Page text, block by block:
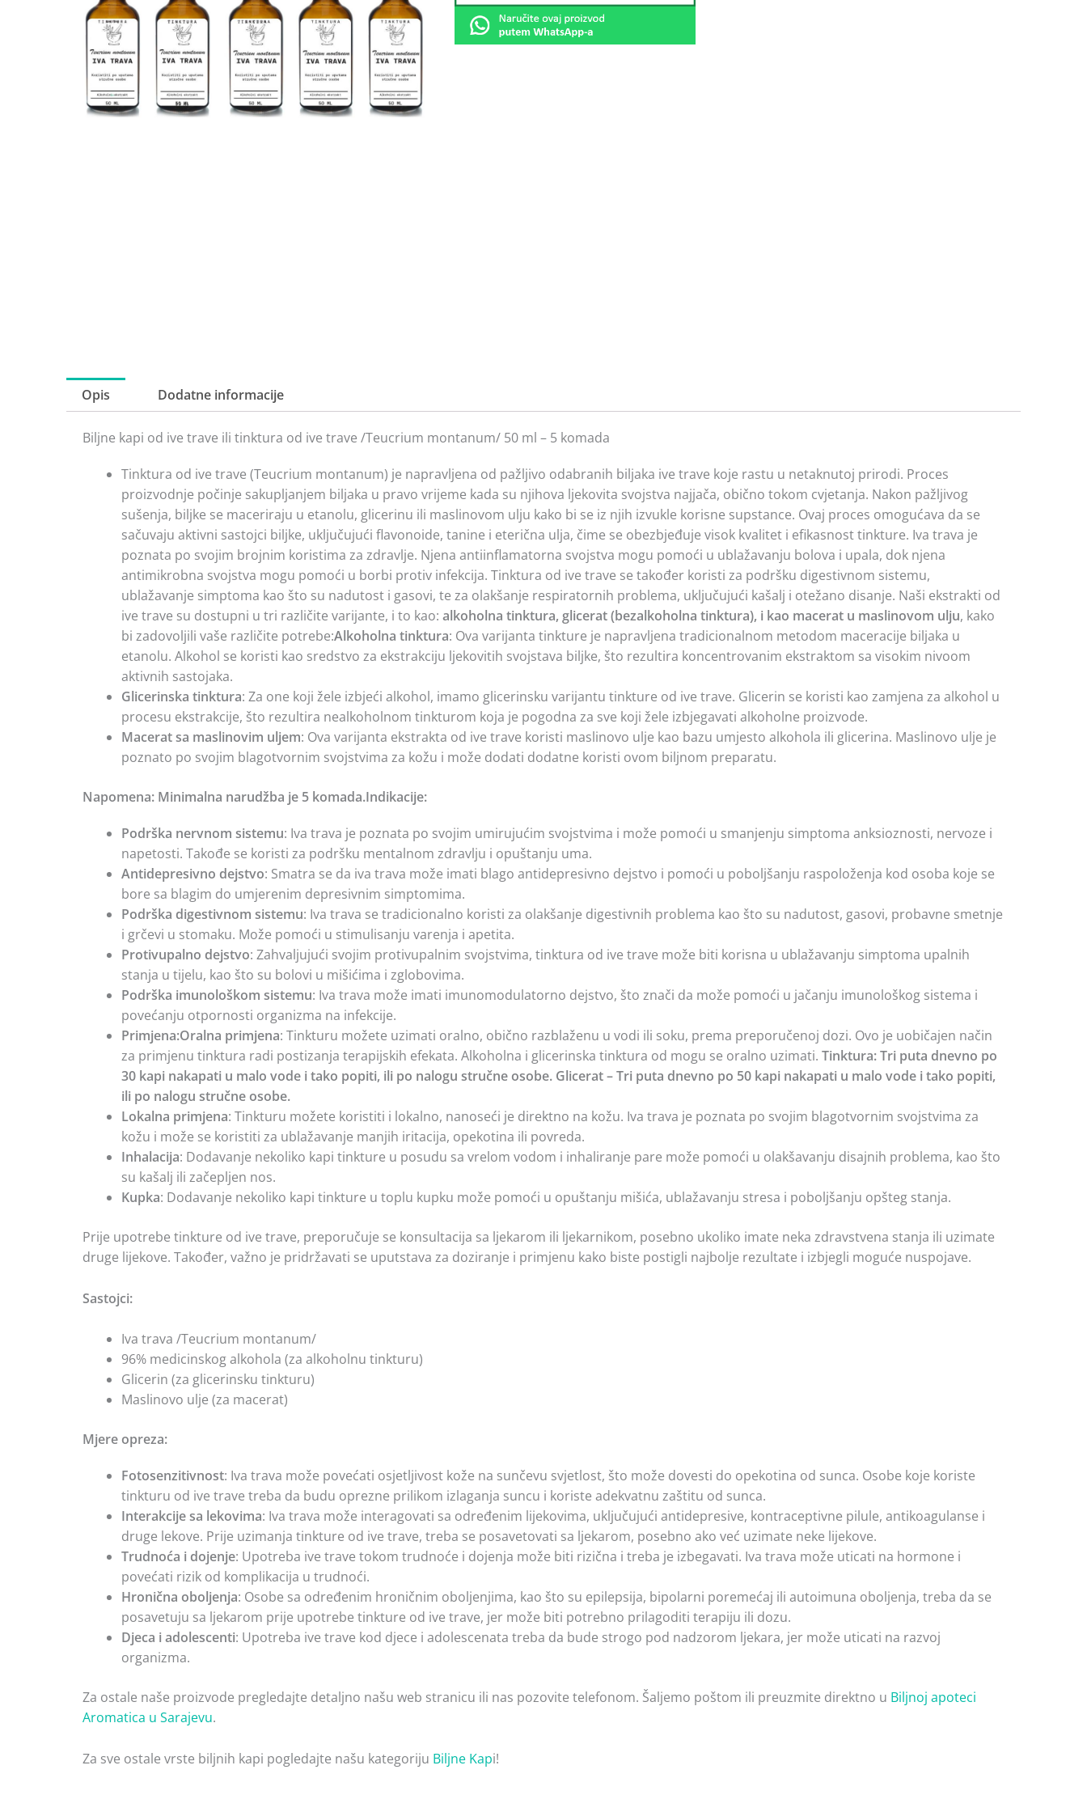
Opis Dodatne informacije
Biljne kapi od ive trave ili tinktura od ive trave /Teucrium montanum/ 50 ml – 5 komada
Tinktura od ive trave (Teucrium montanum) je napravljena od pažljivo odabranih biljaka ive trave koje rastu u netaknutoj prirodi. Proces
proizvodnje počinje sakupljanjem biljaka u pravo vrijeme kada su njihova ljekovita svojstva najjača, obično tokom cvjetanja. Nakon pažljivog
sušenja, biljke se maceriraju u etanolu, glicerinu ili maslinovom ulju kako bi se iz njih izvukle korisne supstance. Ovaj proces omogućava da se
sačuvaju aktivni sastojci biljke, uključujući flavonoide, tanine i eterična ulja, čime se obezbjeđuje visok kvalitet i efikasnost tinkture. Iva trava je
poznata po svojim brojnim koristima za zdravlje. Njena antiinflamatorna svojstva mogu pomoći u ublažavanju bolova i upala, dok njena
antimikrobna svojstva mogu pomoći u borbi protiv infekcija. Tinktura od ive trave se također koristi za podršku digestivnom sistemu,
ublažavanje simptoma kao što su nadutost i gasovi, te za olakšanje respiratornih problema, uključujući kašalj i otežano disanje. Naši ekstrakti od
ive trave su dostupni u tri različite varijante, i to kao: alkoholna tinktura, glicerat (bezalkoholna tinktura), i kao macerat u maslinovom ulju, kako
bi zadovoljili vaše različite potrebe:Alkoholna tinktura: Ova varijanta tinkture je napravljena tradicionalnom metodom maceracije biljaka u
etanolu. Alkohol se koristi kao sredstvo za ekstrakciju ljekovitih svojstava biljke, što rezultira koncentrovanim ekstraktom sa visokim nivoom
aktivnih sastojaka.
Glicerinska tinktura: Za one koji žele izbjeći alkohol, imamo glicerinsku varijantu tinkture od ive trave. Glicerin se koristi kao zamjena za alkohol u
procesu ekstrakcije, što rezultira nealkoholnom tinkturom koja je pogodna za sve koji žele izbjegavati alkoholne proizvode.
Macerat sa maslinovim uljem: Ova varijanta ekstrakta od ive trave koristi maslinovo ulje kao bazu umjesto alkohola ili glicerina. Maslinovo ulje je
poznato po svojim blagotvornim svojstvima za kožu i može dodati dodatne koristi ovom biljnom preparatu.
Napomena: Minimalna narudžba je 5 komada.Indikacije:
Podrška nervnom sistemu: Iva trava je poznata po svojim umirujućim svojstvima i može pomoći u smanjenju simptoma anksioznosti, nervoze i
napetosti. Takođe se koristi za podršku mentalnom zdravlju i opuštanju uma.
Antidepresivno dejstvo: Smatra se da iva trava može imati blago antidepresivno dejstvo i pomoći u poboljšanju raspoloženja kod osoba koje se
bore sa blagim do umjerenim depresivnim simptomima.
Podrška digestivnom sistemu: Iva trava se tradicionalno koristi za olakšanje digestivnih problema kao što su nadutost, gasovi, probavne smetnje
i grčevi u stomaku. Može pomoći u stimulisanju varenja i apetita.
Protivupalno dejstvo: Zahvaljujući svojim protivupalnim svojstvima, tinktura od ive trave može biti korisna u ublažavanju simptoma upalnih
stanja u tijelu, kao što su bolovi u mišićima i zglobovima.
Podrška imunološkom sistemu: Iva trava može imati imunomodulatorno dejstvo, što znači da može pomoći u jačanju imunološkog sistema i
povećanju otpornosti organizma na infekcije.
Primjena:Oralna primjena: Tinkturu možete uzimati oralno, obično razblaženu u vodi ili soku, prema preporučenoj dozi. Ovo je uobičajen način
za primjenu tinktura radi postizanja terapijskih efekata. Alkoholna i glicerinska tinktura od mogu se oralno uzimati. Tinktura: Tri puta dnevno po
30 kapi nakapati u malo vode i tako popiti, ili po nalogu stručne osobe. Glicerat – Tri puta dnevno po 50 kapi nakapati u malo vode i tako popiti,
ili po nalogu stručne osobe.
Lokalna primjena: Tinkturu možete koristiti i lokalno, nanoseći je direktno na kožu. Iva trava je poznata po svojim blagotvornim svojstvima za
kožu i može se koristiti za ublažavanje manjih iritacija, opekotina ili povreda.
Inhalacija: Dodavanje nekoliko kapi tinkture u posudu sa vrelom vodom i inhaliranje pare može pomoći u olakšavanju disajnih problema, kao što
su kašalj ili začepljen nos.
Kupka: Dodavanje nekoliko kapi tinkture u toplu kupku može pomoći u opuštanju mišića, ublažavanju stresa i poboljšanju opšteg stanja.
Prije upotrebe tinkture od ive trave, preporučuje se konsultacija sa ljekarom ili ljekarnikom, posebno ukoliko imate neka zdravstvena stanja ili uzimate
druge lijekove. Također, važno je pridržavati se uputstava za doziranje i primjenu kako biste postigli najbolje rezultate i izbjegli moguće nuspojave.
Sastojci:
Iva trava /Teucrium montanum/
96% medicinskog alkohola (za alkoholnu tinkturu)
Glicerin (za glicerinsku tinkturu)
Maslinovo ulje (za macerat)
Mjere opreza:
Fotosenzitivnost: Iva trava može povećati osjetljivost kože na sunčevu svjetlost, što može dovesti do opekotina od sunca. Osobe koje koriste
tinkturu od ive trave treba da budu oprezne prilikom izlaganja suncu i koriste adekvatnu zaštitu od sunca.
Interakcije sa lekovima: Iva trava može interagovati sa određenim lijekovima, uključujući antidepresive, kontraceptivne pilule, antikoagulanse i
druge lekove. Prije uzimanja tinkture od ive trave, treba se posavetovati sa ljekarom, posebno ako već uzimate neke lijekove.
Trudnoća i dojenje: Upotreba ive trave tokom trudnoće i dojenja može biti rizična i treba je izbegavati. Iva trava može uticati na hormone i
povećati rizik od komplikacija u trudnoći.
Hronična oboljenja: Osobe sa određenim hroničnim oboljenjima, kao što su epilepsija, bipolarni poremećaj ili autoimuna oboljenja, treba da se
posavetuju sa ljekarom prije upotrebe tinkture od ive trave, jer može biti potrebno prilagoditi terapiju ili dozu.
Djeca i adolescenti: Upotreba ive trave kod djece i adolescenata treba da bude strogo pod nadzorom ljekara, jer može uticati na razvoj
organizma.
Za ostale naše proizvode pregledajte detaljno našu web stranicu ili nas pozovite telefonom. Šaljemo poštom ili preuzmite direktno u Biljnoj apoteci
Aromatica u Sarajevu.
Za sve ostale vrste biljnih kapi pogledajte našu kategoriju Biljne Kapi!